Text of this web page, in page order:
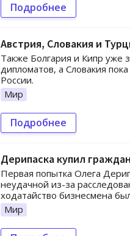
Подробнее
Австрия, Словакия и
Также Болгария и Кипр уже
дипломатов, а Словакия
России.
Мир
Подробнее
Дерипаска купил
Первая попытка Олега
неудачной из-за
ходатайство бизнесмена
Мир